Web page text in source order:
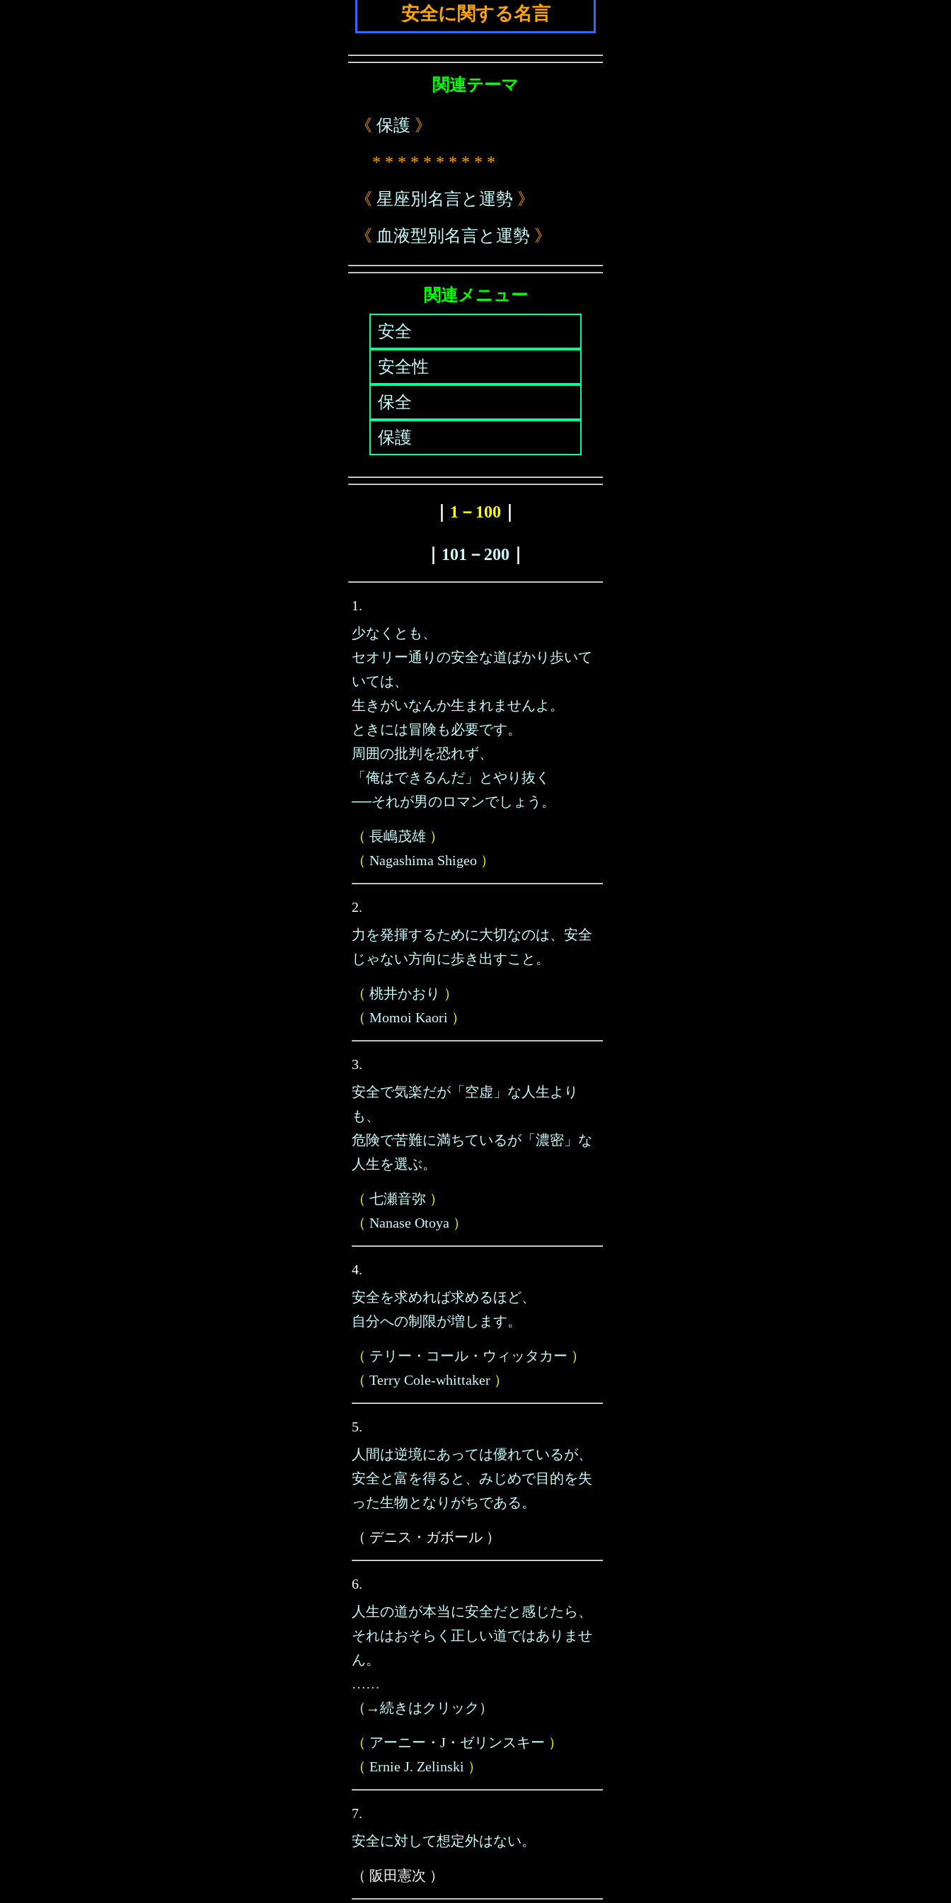
安全に関する名言
関連テーマ
《 保護 》
* * * * * * * * * *
《 星座別名言と運勢 》
《 血液型別名言と運勢 》
関連メニュー
安全
安全性
保全
保護
1－100
101－200
1.
少なくとも、
セオリー通りの安全な道ばかり歩いて
いては、
生きがいなんか生まれませんよ。
ときには冒険も必要です。
周囲の批判を恐れず、
「俺はできるんだ」とやり抜く
──それが男のロマンでしょう。
（ 長嶋茂雄 ）
（ Nagashima Shigeo ）
2.
力を発揮するために大切なのは、安全
じゃない方向に歩き出すこと。
（ 桃井かおり ）
（ Momoi Kaori ）
3.
安全で気楽だが「空虚」な人生より
も、
危険で苦難に満ちているが「濃密」な
人生を選ぶ。
（ 七瀬音弥 ）
（ Nanase Otoya ）
4.
安全を求めれば求めるほど、
自分への制限が増します。
（ テリー・コール・ウィッタカー ）
（ Terry Cole‐whittaker ）
5.
人間は逆境にあっては優れているが、
安全と富を得ると、みじめで目的を失
った生物となりがちである。
（ デニス・ガボール ）
6.
人生の道が本当に安全だと感じたら、
それはおそらく正しい道ではありませ
ん。
……
（→続きはクリック）
（ アーニー・J・ゼリンスキー ）
（ Ernie J. Zelinski ）
7.
安全に対して想定外はない。
（ 阪田憲次 ）